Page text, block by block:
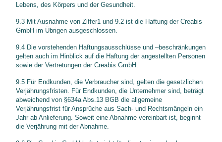
Lebens, des Körpers und der Gesundheit.
9.3 Mit Ausnahme von Ziffer1 und 9.2 ist die Haftung der Creabis
GmbH im Übrigen ausgeschlossen.
9.4 Die vorstehenden Haftungsausschlüsse und –beschränkungen
gelten auch im Hinblick auf die Haftung der angestellten Personen
sowie der Vertretungen der Creabis GmbH.
9.5 Für Endkunden, die Verbraucher sind, gelten die gesetzlichen
Verjährungsfristen. Für Endkunden, die Unternehmer sind, beträgt
abweichend von §634a Abs.13 BGB die allgemeine
Verjährungsfrist für Ansprüche aus Sach- und Rechtsmängeln ein
Jahr ab Anlieferung. Soweit eine Abnahme vereinbart ist, beginnt
die Verjährung mit der Abnahme.